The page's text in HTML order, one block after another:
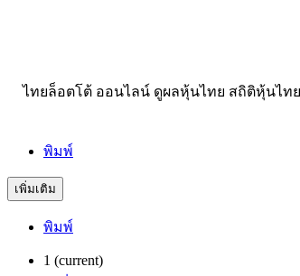
ไทยล็อตโต้ ออนไลน์ ดูผลหุ้นไทย สถิติหุ้นไท
พิมพ์
เพิ่มเติม
พิมพ์
1 (current)